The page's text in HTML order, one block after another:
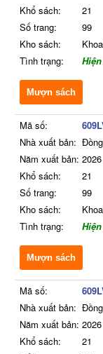
Khổ sách:
21
Số trang:
99
Kho sách:
Tình trạng:
Mượn sách
Mã số:
Nhà xuất bản:
Năm xuất bản: 2026
Khổ sách:
21
Số trang:
99
Kho sách:
Tình trạng:
Mượn sách
Mã số:
Nhà xuất bản:
Năm xuất bản: 2026
Khổ sách:
21